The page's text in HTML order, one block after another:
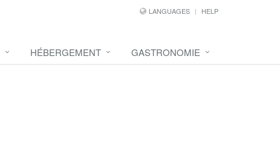
LANGUAGES HELP
HÉBERGEMENT GASTRONOMIE